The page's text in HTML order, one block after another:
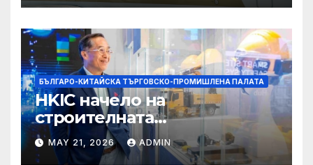
конкурентите си от
Персийския залив
БЪЛГАРО-КИТАЙСКА ТЪРГОВСКО-ПРОМИШЛЕНА ПАЛАТА
HKIC начело на
строителната
трансформация на Хонконг
чрез приемане на AI+
MAY 21, 2026 ADMIN